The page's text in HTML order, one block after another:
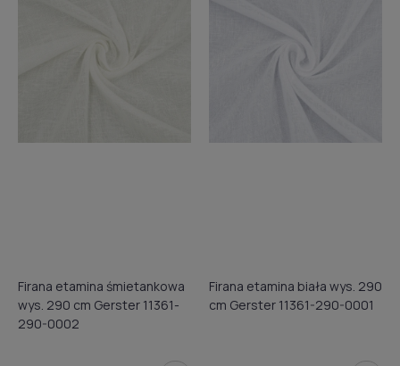
Firana etamina śmietankowa
wys. 290 cm Gerster 11361-
290-0002
Firana etamina biała wys. 290
cm Gerster 11361-290-0001